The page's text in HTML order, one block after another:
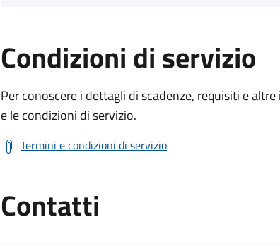
Condizioni di servizio
Per conoscere i dettagli di scadenze, requisiti e
e le condizioni di servizio.
Termini e condizioni di servizio
Contatti